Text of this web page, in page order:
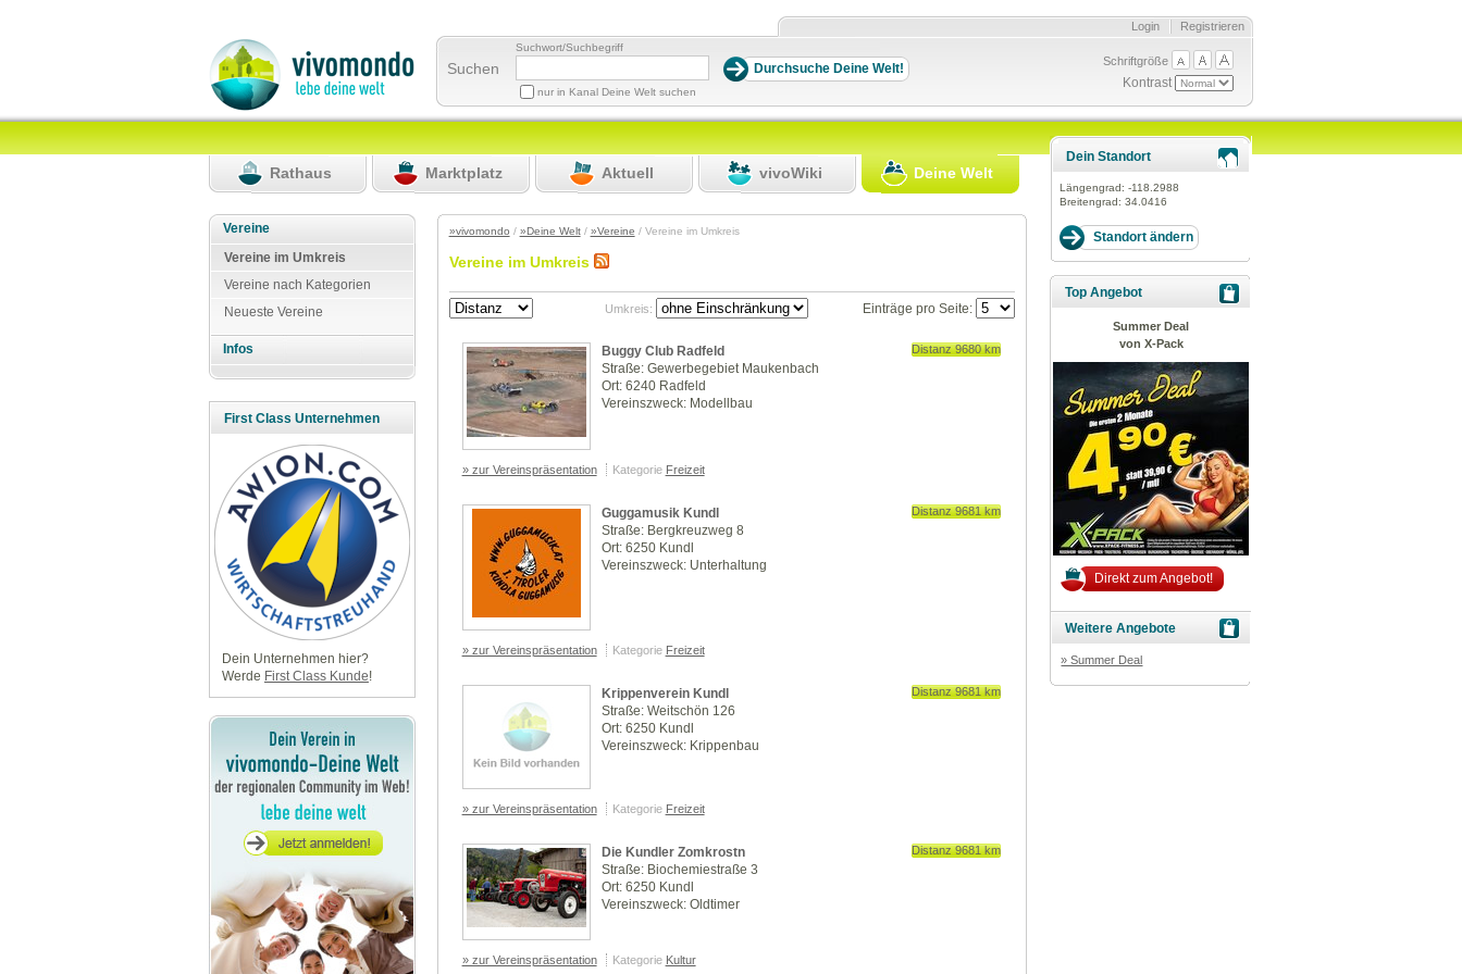
Registrieren
Login
Suchen
Suchwort/Suchbegriff
nur in Kanal Deine Welt suchen
Schriftgröße
Kontrast
Rathaus Marktplatz Aktuell vivoWiki Deine Welt
Vereine
Vereine im Umkreis
Vereine nach Kategorien
Neueste Vereine
Infos
First Class Unternehmen
Dein Unternehmen hier?
Werde First Class Kunde!
»vivomondo / »Deine Welt/ »Vereine / Vereine im Umkreis
Vereine im Umkreis
Umkreis: Einträge pro Seite:
Buggy Club Radfeld Distanz 9680 km
Straße: Gewerbegebiet Maukenbach
Ort: 6240 Radfeld
Vereinszweck: Modellbau
» zur Vereinspräsentation Kategorie Freizeit
Guggamusik Kundl Distanz 9681 km
Straße: Bergkreuzweg 8
Ort: 6250 Kundl
Vereinszweck: Unterhaltung
» zur Vereinspräsentation Kategorie Freizeit
Krippenverein Kundl Distanz 9681 km
Straße: Weitschön 126
Ort: 6250 Kundl
Vereinszweck: Krippenbau
» zur Vereinspräsentation Kategorie Freizeit
Die Kundler Zomkrostn Distanz 9681 km
Straße: Biochemiestraße 3
Ort: 6250 Kundl
Vereinszweck: Oldtimer
» zur Vereinspräsentation Kategorie Kultur
Dein Standort
Längengrad: -118.2988
Breitengrad: 34.0416
Top Angebot
Summer Deal
von X-Pack
Direkt zum Angebot!
Weitere Angebote
» Summer Deal